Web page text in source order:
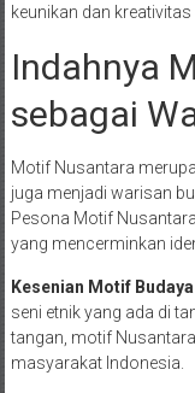
keunikan dan
Indahnya
sebagai
Motif Nusantara
juga menjadi warisan
Pesona Motif
yang mencerminkan
Kesenian Motif Budaya
seni etnik yang ada di
tangan, motif
masyarakat Indonesia.